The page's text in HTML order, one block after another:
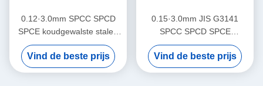
0.12·3.0mm SPCC SPCD
SPCE koudgewalste stalen
spoel met diepgetrokken
volle hardheid en
commerciële kwaliteit voor
Vind de beste prijs
0.15·3.0mm JIS G3141
SPCC SPCD SPCE
koudgewalste stalen spoel
met een breedte van
750·1250 mm en een
Vind de beste prijs